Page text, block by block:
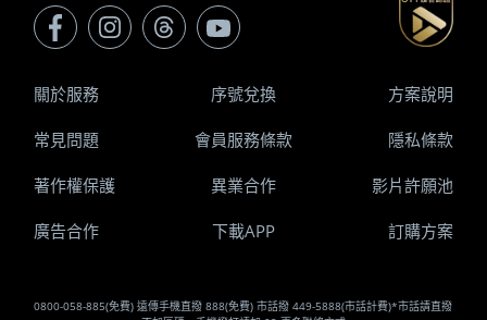
0800-058-885(免費) 遠傳手機直撥 888(免費) 市話撥 449-5888(市話計費)*市話請直撥
關於服務 序號兌換 方案說明
常見問題 會員服務條款 隱私條款
著作權保護 異業合作 影片許願池
廣告合作 下載APP 訂購方案